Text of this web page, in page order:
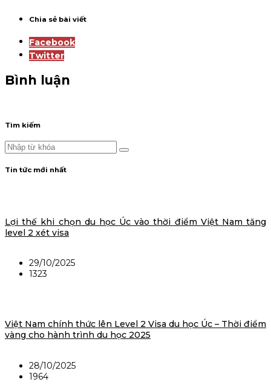
Chia sẻ bài viết
Facebook
Twitter
Bình luận
Tìm kiếm
Tin tức mới nhất
Lợi thế khi chọn du học Úc vào thời điểm Việt Nam tăng
level 2 xét visa
29/10/2025
1323
Việt Nam chính thức lên Level 2 Visa du học Úc – Thời điểm
vàng cho hành trình du học 2025
28/10/2025
1964